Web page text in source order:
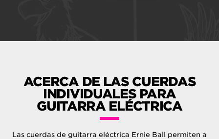
ACERCA DE LAS CUERDAS
INDIVIDUALES PARA
GUITARRA ELÉCTRICA
Las cuerdas de guitarra eléctrica Ernie Ball permiten a